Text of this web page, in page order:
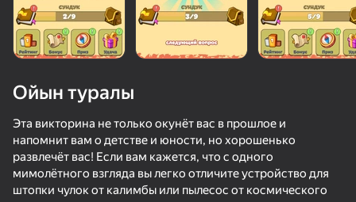
Ойын туралы
Эта викторина не только окунёт вас в прошлое и
напомнит вам о детстве и юности, но хорошенько
развлечёт вас! Если вам кажется, что с одного
мимолётного взгляда вы легко отличите устройство для
штопки чулок от калимбы или пылесос от космического